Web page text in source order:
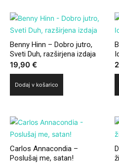
Benny Hinn – Dobro jutro,
Sveti Duh, razširjena izdaja
19,90 €
Dodaj v košarico
Carlos Annacondia –
Poslušaj me, satan!